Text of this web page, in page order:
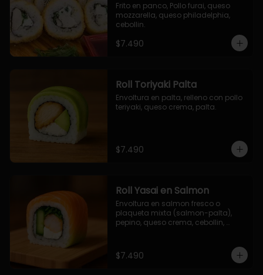
Frito en panco, Pollo furai, queso
mozzarella, queso philadelphia,
cebollin.
$7.490
Roll Toriyaki Palta
Envoltura en palta, relleno con pollo
teriyaki, queso crema, palta.
$7.490
Roll Yasai en Salmon
Envoltura en salmon fresco o
plaqueta mixta (salmon-palta),
pepino, queso crema, cebollin,
$7.490